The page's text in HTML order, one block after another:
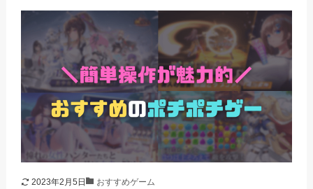
2023年2月5日 おすすめゲーム